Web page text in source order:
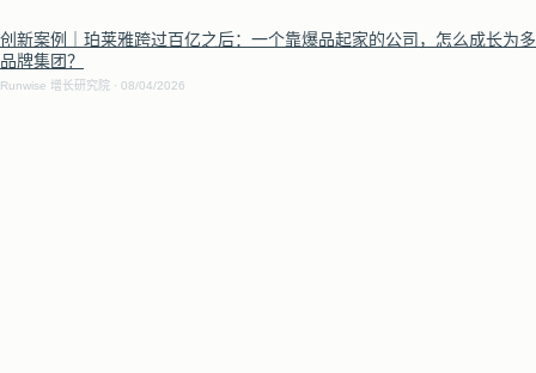
创新案例｜珀莱雅跨过百亿之后：一个靠爆品起家的公司，怎么成长为多
品牌集团？
Runwise 增长研究院 08/04/2026